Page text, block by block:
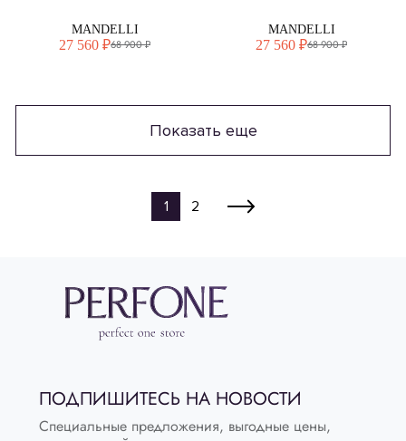
MANDELLI
27 560 ₽68 900 ₽
MANDELLI
27 560 ₽68 900 ₽
Показать еще
1 2
ПОДПИШИТЕСЬ НА НОВОСТИ
Специальные предложения, выгодные цены,